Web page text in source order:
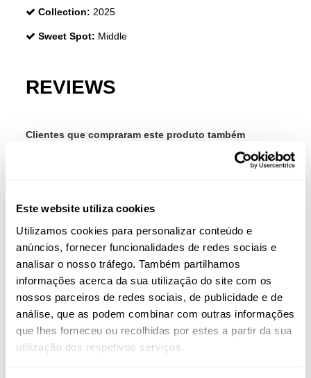
Este website utiliza cookies
Utilizamos cookies para personalizar conteúdo e
anúncios, fornecer funcionalidades de redes sociais e
analisar o nosso tráfego. Também partilhamos
informações acerca da sua utilização do site com os
nossos parceiros de redes sociais, de publicidade e de
análise, que as podem combinar com outras informações
que lhes forneceu ou recolhidas por estes a partir da sua
utilização dos respetivos serviços.
Collection: 2025
Sweet Spot: Middle
REVIEWS
Clientes que compraram este produto também